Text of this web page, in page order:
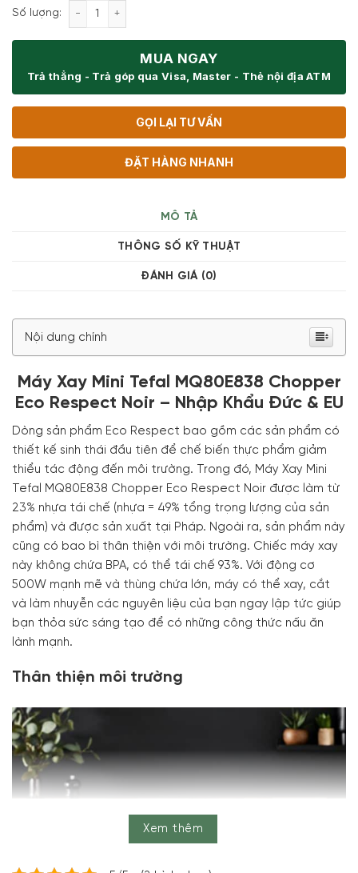
Số lượng: Máy Xay Mini Tefal MQ80E838 Chopper Eco
MUA NGAY
Trả thẳng - Trả góp qua Visa, Master - Thẻ nội địa ATM
GỌI LẠI TƯ VẤN
ĐẶT HÀNG NHANH
MÔ TẢ
THÔNG SỐ KỸ THUẬT
ĐÁNH GIÁ (0)
Nội dung chính
Máy Xay Mini Tefal MQ80E838 Chopper
Eco Respect Noir – Nhập Khẩu Đức & EU
Dòng sản phẩm Eco Respect bao gồm các sản phẩm có
thiết kế sinh thái đầu tiên để chế biến thực phẩm giảm
thiểu tác động đến môi trường. Trong đó, Máy Xay Mini
Tefal MQ80E838 Chopper Eco Respect Noir được làm từ
23% nhựa tái chế (nhựa = 49% tổng trọng lượng của sản
phẩm) và được sản xuất tại Pháp. Ngoài ra, sản phẩm này
cũng có bao bì thân thiện với môi trường. Chiếc máy xay
này không chứa BPA, có thể tái chế 93%. Với động cơ
500W mạnh mẽ và thùng chứa lớn, máy có thể xay, cắt
và làm nhuyễn các nguyên liệu của bạn ngay lập tức giúp
bạn thỏa sức sáng tạo để có những công thức nấu ăn
lành mạnh.
Thân thiện môi trường
Xem thêm